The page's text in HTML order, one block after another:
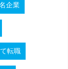
企業
転職